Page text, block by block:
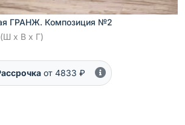
ГРАНЖ. Композиция №2
x В x Г)
от 4833 ₽